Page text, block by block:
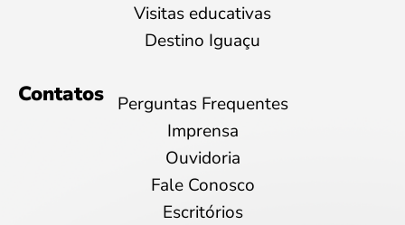
Visitas educativas
Destino Iguaçu
Contatos
Perguntas Frequentes
Imprensa
Ouvidoria
Fale Conosco
Escritórios